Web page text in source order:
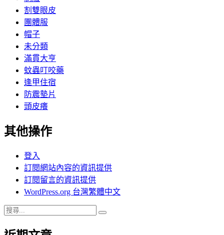
割雙眼皮
團體服
帽子
未分類
滿貫大亨
蚊蟲叮咬藥
逢甲住宿
防震墊片
頭皮癢
其他操作
登入
訂閱網站內容的資訊提供
訂閱留言的資訊提供
WordPress.org 台灣繁體中文
搜